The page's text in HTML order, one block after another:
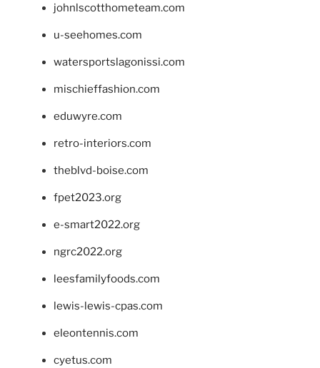
johnlscotthometeam.com
u-seehomes.com
watersportslagonissi.com
mischieffashion.com
eduwyre.com
retro-interiors.com
theblvd-boise.com
fpet2023.org
e-smart2022.org
ngrc2022.org
leesfamilyfoods.com
lewis-lewis-cpas.com
eleontennis.com
cyetus.com